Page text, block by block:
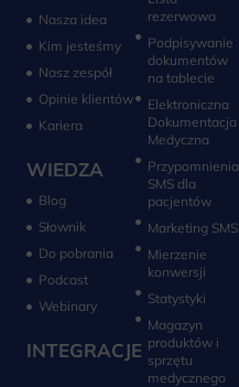
Nasza idea
Kim jesteśmy
Nasz zespół
Opinie klientów
Kariera
WIEDZA
Blog
Słownik
Do pobrania
Podcast
Webinary
INTEGRACJE
rezerwowa
Podpisywanie
dokumentów
na tablecie
Elektroniczna
Dokumentacja
Medyczna
Przypomnienia
SMS dla
pacjentów
Marketing SMS
Mierzenie
konwersji‎
Statystyki
Magazyn
produktów i
sprzętu
medycznego